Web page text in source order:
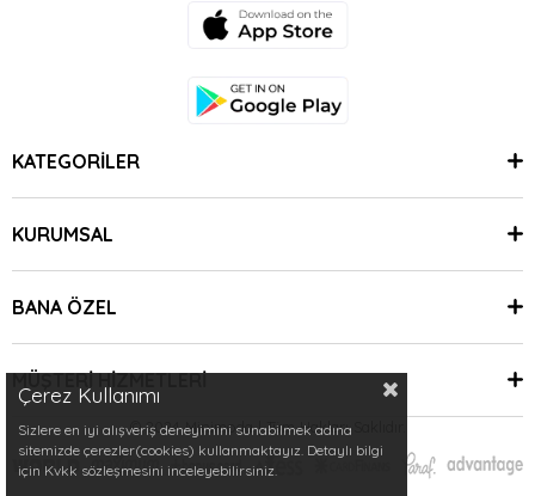
KATEGORİLER
KURUMSAL
BANA ÖZEL
MÜŞTERİ HİZMETLERİ
© 2024 Minimoda | Tüm Hakları Saklıdır.
Çerez Kullanımı
Sizlere en iyi alışveriş deneyimini sunabilmek adına
sitemizde çerezler(cookies) kullanmaktayız. Detaylı bilgi
için Kvkk sözleşmesini inceleyebilirsiniz.